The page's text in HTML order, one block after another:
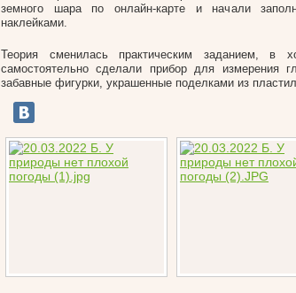
земного шара по онлайн-карте и начали
наклейками.
Теория сменилась практическим заданием, в
самостоятельно сделали прибор для измерения
забавные фигурки, украшенные поделками из